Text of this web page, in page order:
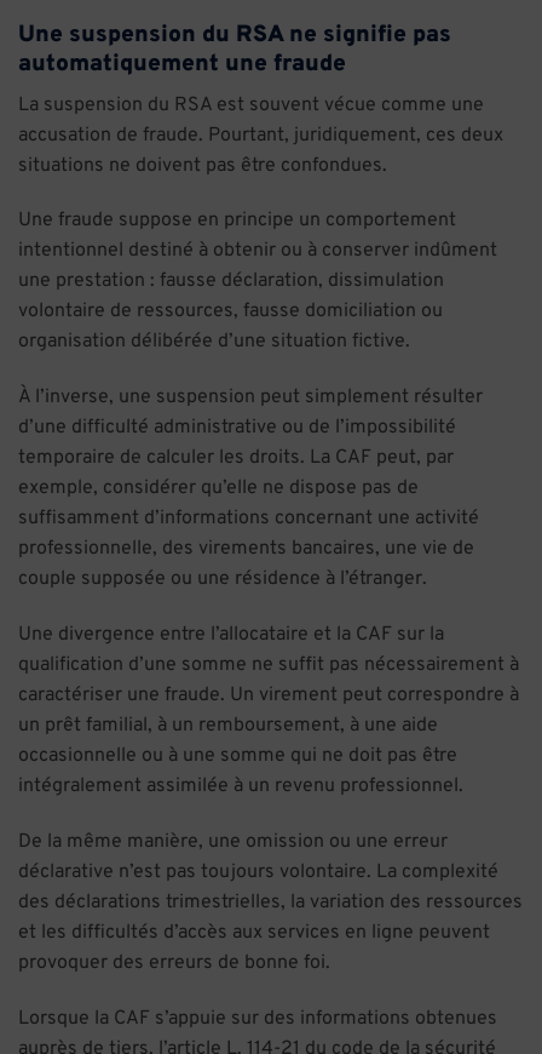
Une suspension du RSA ne signifie pas
automatiquement une fraude
La suspension du RSA est souvent vécue comme une
accusation de fraude. Pourtant, juridiquement, ces deux
situations ne doivent pas être confondues.
Une fraude suppose en principe un comportement
intentionnel destiné à obtenir ou à conserver indûment
une prestation : fausse déclaration, dissimulation
volontaire de ressources, fausse domiciliation ou
organisation délibérée d’une situation fictive.
À l’inverse, une suspension peut simplement résulter
d’une difficulté administrative ou de l’impossibilité
temporaire de calculer les droits. La CAF peut, par
exemple, considérer qu’elle ne dispose pas de
suffisamment d’informations concernant une activité
professionnelle, des virements bancaires, une vie de
couple supposée ou une résidence à l’étranger.
Une divergence entre l’allocataire et la CAF sur la
qualification d’une somme ne suffit pas nécessairement à
caractériser une fraude. Un virement peut correspondre à
un prêt familial, à un remboursement, à une aide
occasionnelle ou à une somme qui ne doit pas être
intégralement assimilée à un revenu professionnel.
De la même manière, une omission ou une erreur
déclarative n’est pas toujours volontaire. La complexité
des déclarations trimestrielles, la variation des ressources
et les difficultés d’accès aux services en ligne peuvent
provoquer des erreurs de bonne foi.
Lorsque la CAF s’appuie sur des informations obtenues
auprès de tiers, l’article L. 114-21 du code de la sécurité